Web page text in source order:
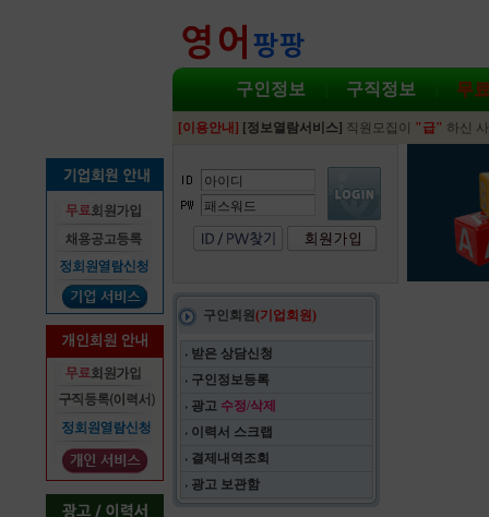
구인정보 구직정보 무
[이용안내] [정보열람서비스] 직원모집이 "급" 하신
구인회원 (기업회원)
받은 상담신청
구인정보등록
광고 수정/삭제
이력서 스크랩
결제내역조회
광고 보관함